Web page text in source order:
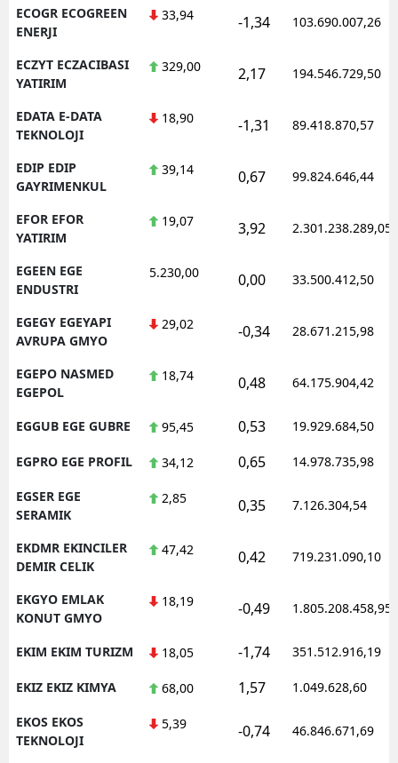
ECOGR ECOGREEN
ENERJI
33,94 -1,34 103.690.007,26
ECZYT ECZACIBASI
YATIRIM
329,00 2,17 194.546.729,50
EDATA E-DATA
TEKNOLOJI
18,90 -1,31 89.418.870,57
EDIP EDIP
GAYRIMENKUL
39,14 0,67 99.824.646,44
EFOR EFOR
YATIRIM
19,07 3,92 2.301.238.289,05
EGEEN EGE
ENDUSTRI
5.230,00 0,00 33.500.412,50
EGEGY EGEYAPI
AVRUPA GMYO
29,02 -0,34 28.671.215,98
EGEPO NASMED
EGEPOL
18,74 0,48 64.175.904,42
EGGUB EGE GUBRE 95,45 0,53 19.929.684,50
EGPRO EGE PROFIL 34,12 0,65 14.978.735,98
EGSER EGE
SERAMIK
2,85 0,35 7.126.304,54
EKDMR EKINCILER
DEMIR CELIK
47,42 0,42 719.231.090,10
EKGYO EMLAK
KONUT GMYO
18,19 -0,49 1.805.208.458,95
EKIM EKIM TURIZM 18,05 -1,74 351.512.916,19
EKIZ EKIZ KIMYA 68,00 1,57 1.049.628,60
EKOS EKOS
TEKNOLOJI
5,39 -0,74 46.846.671,69